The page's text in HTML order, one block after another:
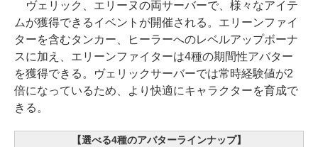
ヴェリック、エリーヌの両サーバーで、様々なアイテ
ムが獲得できるイベントが開催される。エリーンファイ
ターを含むタンカー、ヒーラーへのレベルアップボーナ
スに加え、エリーンファイターは4種の期間性アバター
を獲得できる。ヴェリックサーバーでは常時経験値が2
倍になっているため、より快適にキャラクターを育成で
きる。
【選べる4種のアバターラインナップ】